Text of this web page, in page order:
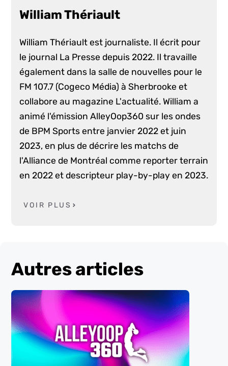
William Thériault
William Thériault est journaliste. Il écrit pour
le journal La Presse depuis 2022. Il travaille
également dans la salle de nouvelles pour le
FM 107.7 (Cogeco Média) à Sherbrooke et
collabore au magazine L'actualité. William a
animé l'émission AlleyOop360 sur les ondes
de BPM Sports entre janvier 2022 et juin
2023, en plus de décrire les matchs de
l'Alliance de Montréal comme reporter terrain
en 2022 et descripteur play-by-play en 2023.
VOIR PLUS
Autres articles